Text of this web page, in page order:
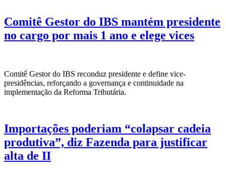
Comitê Gestor do IBS mantém presidente
no cargo por mais 1 ano e elege vices
Comitê Gestor do IBS reconduz presidente e define vice-
presidências, reforçando a governança e continuidade na
implementação da Reforma Tributária.
Importações poderiam “colapsar cadeia
produtiva”, diz Fazenda para justificar
alta de II